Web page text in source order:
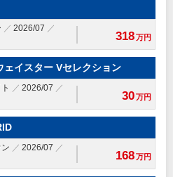
2026/07
318万円
ェイスター Vセレクション
2026/07
30万円
2026/07
168万円